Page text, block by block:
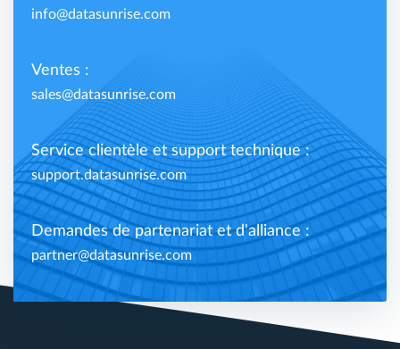
info@datasunrise.com
Ventes :
sales@datasunrise.com
Service clientèle et support technique :
support.datasunrise.com
Demandes de partenariat et d'alliance :
partner@datasunrise.com